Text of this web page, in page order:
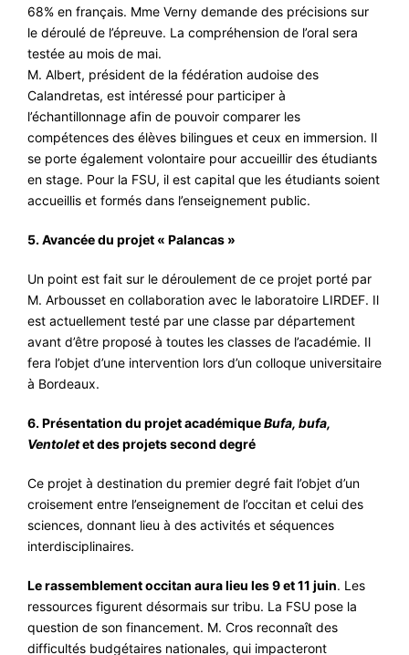
68% en français. Mme Verny demande des précisions sur
le déroulé de l’épreuve. La compréhension de l’oral sera
testée au mois de mai.
M. Albert, président de la fédération audoise des
Calandretas, est intéressé pour participer à
l’échantillonnage afin de pouvoir comparer les
compétences des élèves bilingues et ceux en immersion. Il
se porte également volontaire pour accueillir des étudiants
en stage. Pour la FSU, il est capital que les étudiants soient
accueillis et formés dans l’enseignement public.
5. Avancée du projet « Palancas »
Un point est fait sur le déroulement de ce projet porté par
M. Arbousset en collaboration avec le laboratoire LIRDEF. Il
est actuellement testé par une classe par département
avant d’être proposé à toutes les classes de l’académie. Il
fera l’objet d’une intervention lors d’un colloque universitaire
à Bordeaux.
6. Présentation du projet académiqueBufa, bufa,
Ventoletet des projets second degré
Ce projet à destination du premier degré fait l’objet d’un
croisement entre l’enseignement de l’occitan et celui des
sciences, donnant lieu à des activités et séquences
interdisciplinaires.
Le rassemblement occitan aura lieu les 9 et 11 juin. Les
ressources figurent désormais sur tribu. La FSU pose la
question de son financement. M. Cros reconnaît des
difficultés budgétaires nationales, qui impacteront